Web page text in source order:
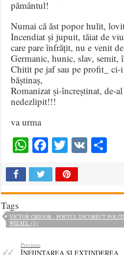
pământul!
Numai că ăst popor hulit,
Incendiat și jupuit, tăiat de
care pare înfrățit, nu e venit
Germanic, hunic, slav, semit,
Chitit pe jaf sau pe profit_
băștinaș,
Romanizat și-încreștinat, de-
nedezlipit!!!
va urma
WhatsApp
Facebook
Twitter
VK
Tags
VICTOR GRIGOR - POETUL INCORECT
WIESEL (1)
Previous
ÎNFIINȚAREA ȘI EXTINDEREA